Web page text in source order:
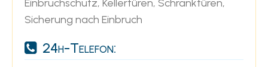
Einbruchschutz, Kellertüren, Schranktüren,
Sicherung nach Einbruch
24h-Telefon: